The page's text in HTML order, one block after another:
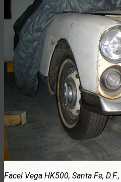
Facel Vega HK500, Santa Fe,